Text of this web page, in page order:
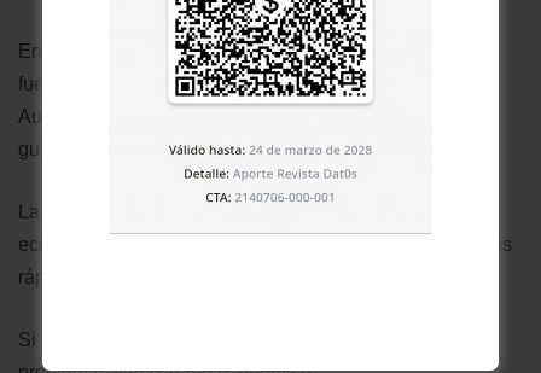
En EE.UU. las ciudades con cuarentenas más severas
fueron las que sufrieron recesiones menos persistentes.
Aunque se trata de otra era y no existía el apoyo
gubernamental.
La idea es que si pones una cuarentena rápida, la
economía recibirá un gran shock, pero puedes volver más
rápido a la normalidad.
Si no haces cuarentena la pandemia causa más